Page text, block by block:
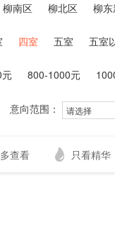
柳南区 柳北区 柳
四室 五室 五室
800-1000元
意向范围：
查看 只看精华